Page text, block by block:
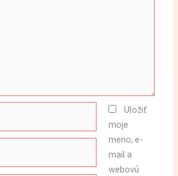
Uložiť
moje
meno, e-
mail a
webovú